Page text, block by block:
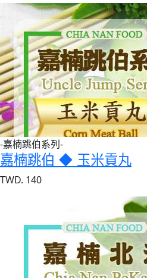
-嘉楠跳伯系列-
嘉楠跳伯 ◆ 玉米貢丸
TWD. 140